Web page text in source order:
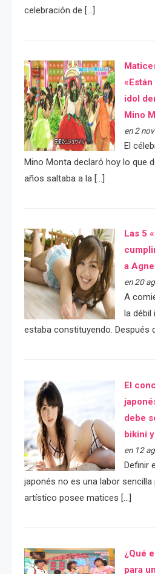
celebración de […]
idol
Mino
en 2
El
Mino Monta declaró hoy lo que
años saltaba a la […]
Las 5
a
en 20
A
la
estaba constituyendo. Después
El
debe
bikini
en 12
Definir
japonés no es una labor sencilla
artístico posee matices […]
¿Qué
para